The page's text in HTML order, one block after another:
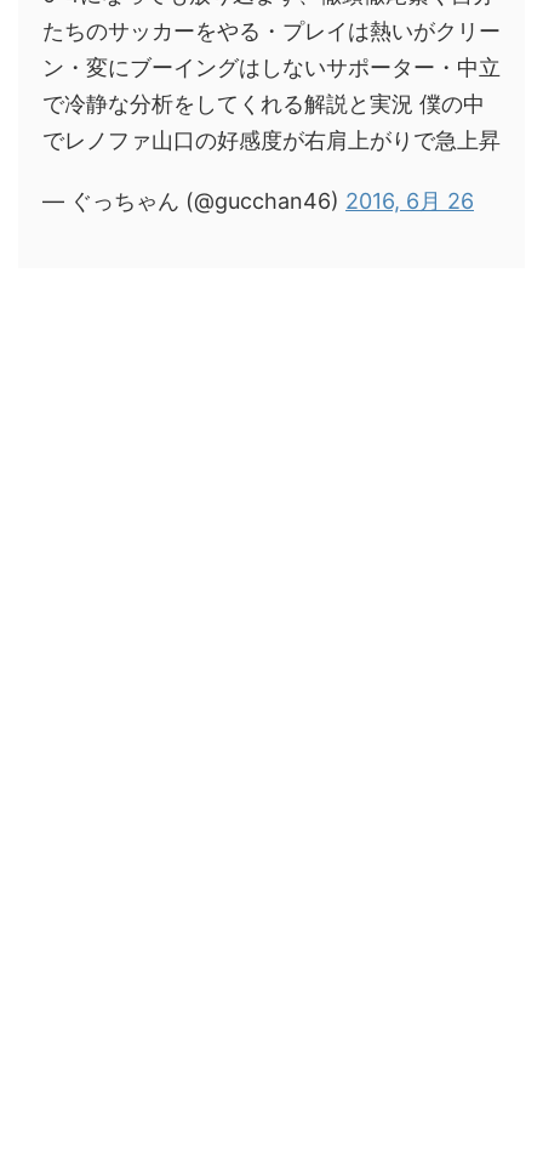
たちのサッカーをやる・プレイは熱いがクリー
ン・変にブーイングはしないサポーター・中立
で冷静な分析をしてくれる解説と実況 僕の中
でレノファ山口の好感度が右肩上がりで急上昇
— ぐっちゃん (@gucchan46) 2016, 6月 26